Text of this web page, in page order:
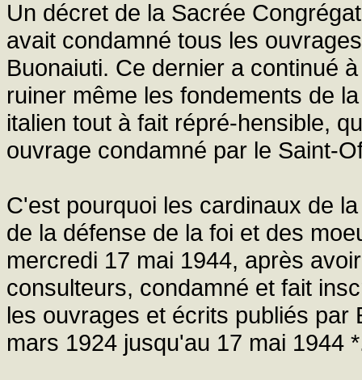
Un décret de la Sacrée
avait condamné tous les
Buonaiuti. Ce dernier a continué
ruiner même les fondements de
italien tout à fait répré-hensible,
ouvrage condamné par le Saint-
C'est pourquoi les cardinaux de
de la défense de la foi et des
mercredi 17 mai 1944, après
consulteurs, condamné et fait
les ouvrages et écrits publiés
mars 1924 jusqu'au 17 mai 1944